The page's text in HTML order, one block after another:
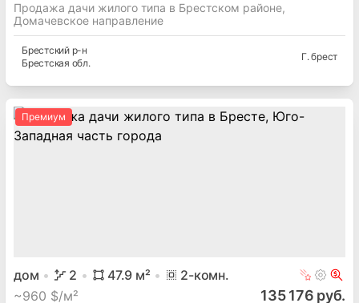
Продажа дачи жилого типа в Брестском районе,
Домачевское направление
Брестский р-н
Брестская обл.
Г. брест
Премиум
дом 2 47.9 м² 2-комн.
~960 $/м² 135 176 руб.